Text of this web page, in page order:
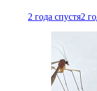
2 года спустя2